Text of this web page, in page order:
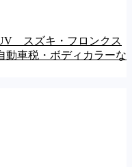
スズキ・フロンクス
動車税・ボディカラーな